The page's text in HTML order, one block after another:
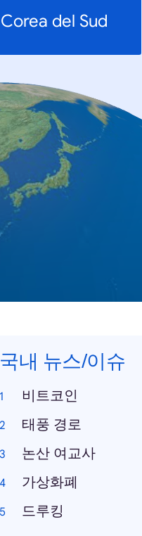
Corea del Sud
국내 뉴스/이슈
비트코인
태풍 경로
논산 여교사
가상화폐
드루킹